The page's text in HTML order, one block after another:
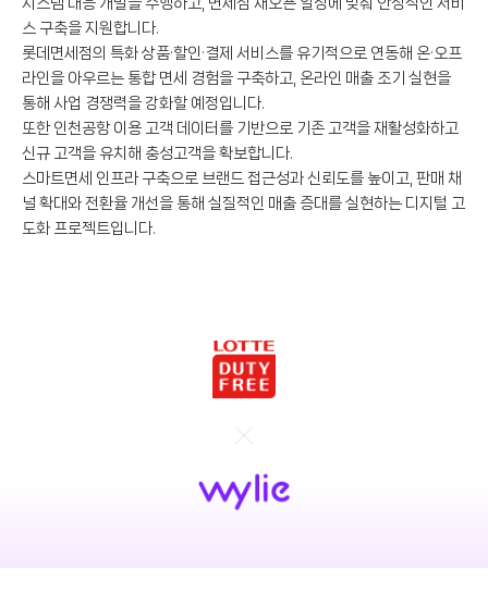
스 구축을 지원합니다.
롯데면세점의 특화 상품·할인·결제 서비스를 유기적으로 연동해 온·오프
라인을 아우르는 통합 면세 경험을 구축하고, 온라인 매출 조기 실현을
통해 사업 경쟁력을 강화할 예정입니다.
또한 인천공항 이용 고객 데이터를 기반으로 기존 고객을 재활성화하고
신규 고객을 유치해 충성고객을 확보합니다.
스마트면세 인프라 구축으로 브랜드 접근성과 신뢰도를 높이고, 판매 채
널 확대와 전환율 개선을 통해 실질적인 매출 증대를 실현하는 디지털 고
도화 프로젝트입니다.